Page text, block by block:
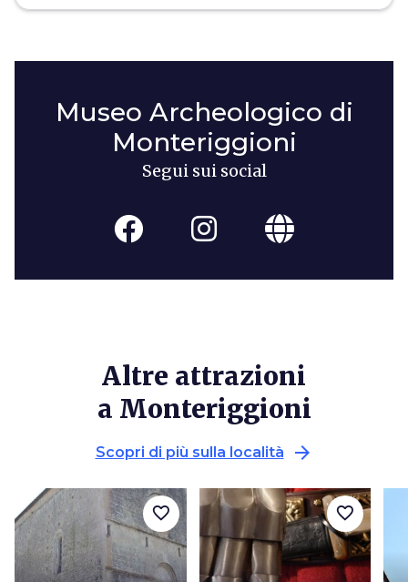
Museo Archeologico di
Monteriggioni
Segui sui social
Altre attrazioni
a Monteriggioni
Scopri di più sulla località arrow_forward
favorite_border favorite_border